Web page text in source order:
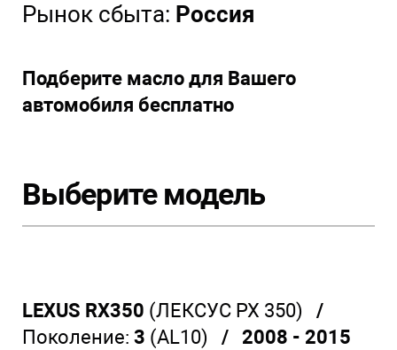
Рынок сбыта: Россия
Подберите масло для Вашего
автомобиля бесплатно
Выберите модель
LEXUS RX350 (ЛЕКСУС РХ 350) /
Поколение: 3 (AL10) / 2008 - 2015